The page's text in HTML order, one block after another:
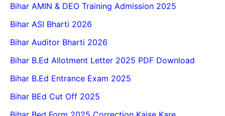
Bihar AMIN & DEO Training Admission 2025
Bihar ASI Bharti 2026
Bihar Auditor Bharti 2026
Bihar B.Ed Allotment Letter 2025 PDF Download
Bihar B.Ed Entrance Exam 2025
Bihar BEd Cut Off 2025